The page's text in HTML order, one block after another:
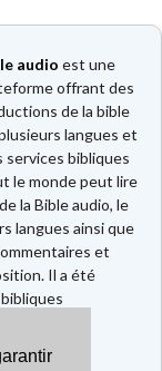
audio est une
offrant des
de la bible
langues et
bibliques
le monde peut lire
la Bible audio, le
langues ainsi que
et
Il a été